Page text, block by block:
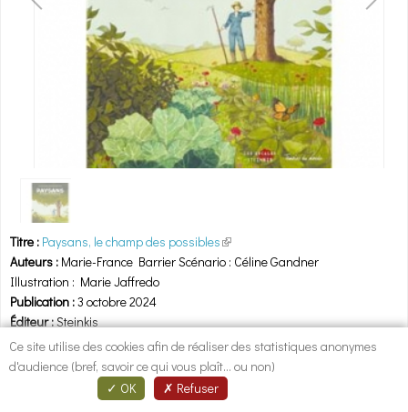
Titre : Paysans, le champ des possibles(link is external)
Auteurs : Marie-France Barrier Scénario : Céline Gandner
Illustration : Marie Jaffredo
Publication :3 octobre 2024
Éditeur :Steinkis
Collection : Témoins Du Monde
Nombre de pages : 128
Ce site utilise des cookies afin de réaliser des statistiques anonymes
d'audience (bref, savoir ce qui vous plaît... ou non)
OK
Refuser